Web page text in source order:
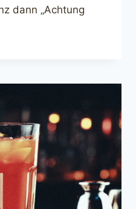
dann „Achtung